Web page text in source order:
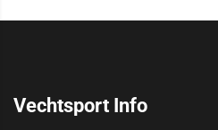
Vechtsport Info